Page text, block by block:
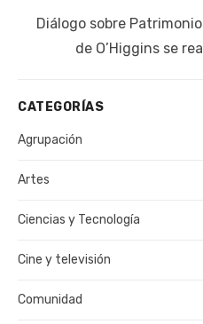
Siguiente
publicación:
Diálogo sobre
de O’Higgins se
CATEGORÍAS
Agrupación
Artes
Ciencias y Tecnología
Cine y televisión
Comunidad